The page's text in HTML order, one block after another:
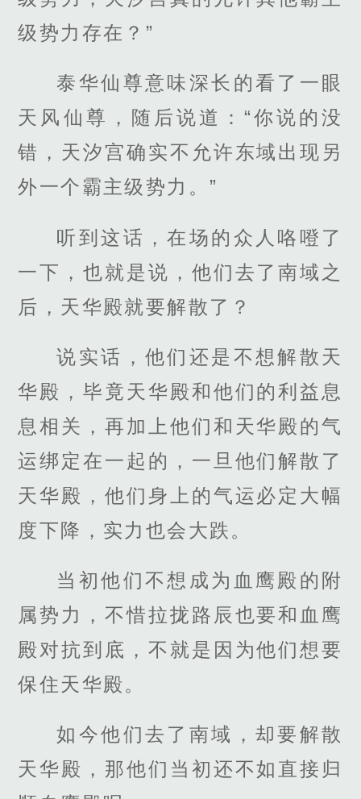
级势力存在？”
泰华仙尊意味深长的看了一眼
天风仙尊，随后说道：“你说的没
错，天汐宫确实不允许东域出现另
外一个霸主级势力。”
听到这话，在场的众人咯噔了
一下，也就是说，他们去了南域之
后，天华殿就要解散了？
说实话，他们还是不想解散天
华殿，毕竟天华殿和他们的利益息
息相关，再加上他们和天华殿的气
运绑定在一起的，一旦他们解散了
天华殿，他们身上的气运必定大幅
度下降，实力也会大跌。
当初他们不想成为血鹰殿的附
属势力，不惜拉拢路辰也要和血鹰
殿对抗到底，不就是因为他们想要
保住天华殿。
如今他们去了南域，却要解散
天华殿，那他们当初还不如直接归